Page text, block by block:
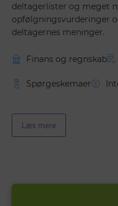
deltagerlister og meget
opfølgningsvurderinger
deltagernes meninger.
Finans og regnskab
Spørgeskemaer
Læs mere